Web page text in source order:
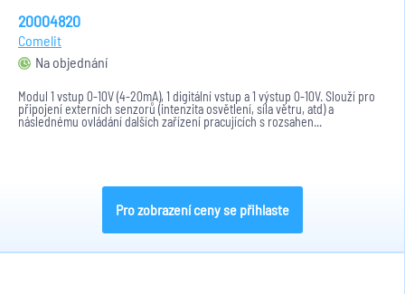
20004820
Comelit
Na objednání
Modul 1 vstup 0-10V (4-20mA), 1 digitální vstup a 1 výstup 0-10V. Slouží pro
připojení externích senzorů (intenzita osvětlení, síla větru, atd) a
následnému ovládání dalších zařízení pracujících s rozsahen...
Pro zobrazení ceny se přihlaste